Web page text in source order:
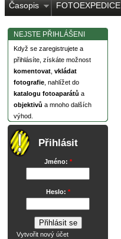
Časopis FOTOEXPEDICE
NEJSTE PŘIHLÁŠENI
Když se zaregistrujete a
přihlásíte, získáte možnost
komentovat vkládat
fotografie , nahlížet do
katalogu fotoaparátů a
objektivů a mnoho dalších
výhod.
Přihlásit
Jméno: *
Heslo: *
Vytvořit nový účet